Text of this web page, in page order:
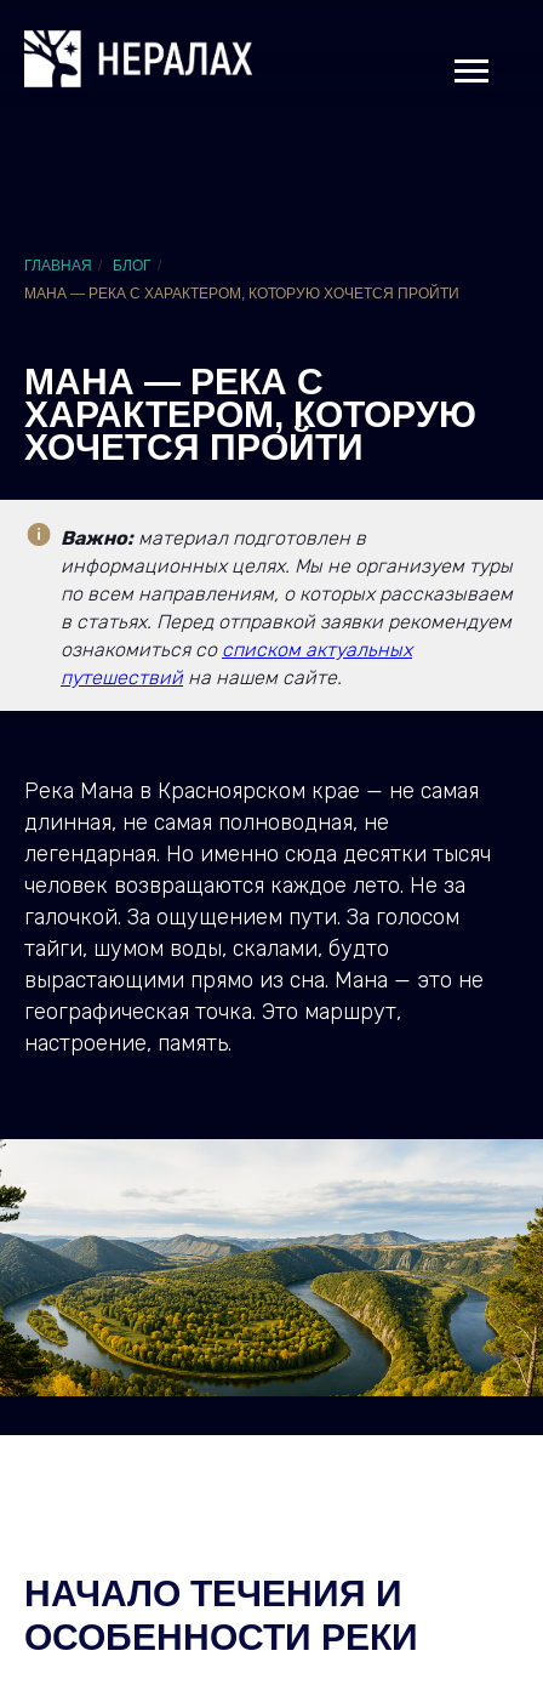
ГЛАВНАЯ / БЛОГ /
МАНА — РЕКА С ХАРАКТЕРОМ, КОТОРУЮ ХОЧЕТСЯ ПРОЙТИ
МАНА — РЕКА С
ХАРАКТЕРОМ, КОТОРУЮ
ХОЧЕТСЯ ПРОЙТИ
Важно:материал подготовлен в
информационных целях. Мы не организуем туры
по всем направлениям, о которых рассказываем
в статьях. Перед отправкой заявки рекомендуем
ознакомиться со списком актуальных
путешествийна нашем сайте.
Река Мана в Красноярском крае — не самая
длинная, не самая полноводная, не
легендарная. Но именно сюда десятки тысяч
человек возвращаются каждое лето. Не за
галочкой. За ощущением пути. За голосом
тайги, шумом воды, скалами, будто
вырастающими прямо из сна. Мана — это не
географическая точка. Это маршрут,
настроение, память.
НАЧАЛО ТЕЧЕНИЯ И
ОСОБЕННОСТИ РЕКИ